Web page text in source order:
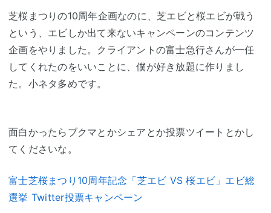
芝桜まつりの10周年企画なのに、芝エビと桜エビが戦う
という、エビしか出て来ないキャンペーンのコンテンツ
企画をやりました。クライアントの富士急行さんが一任
してくれたのをいいことに、僕が好き放題に作りまし
た。小ネタ多めです。
面白かったらブクマとかシェアとか投票ツイートとかし
てくださいな。
富士芝桜まつり10周年記念「芝エビ VS 桜エビ」エビ総
選挙 Twitter投票キャンペーン